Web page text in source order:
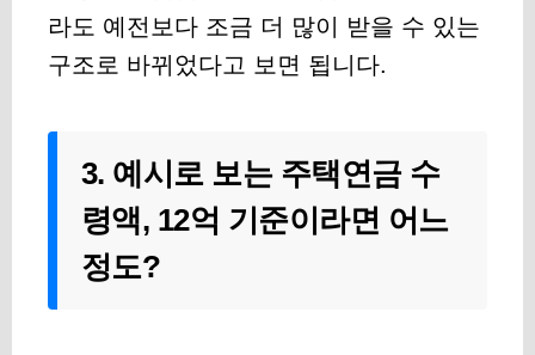
라도 예전보다 조금 더 많이 받을 수 있는
구조로 바뀌었다고 보면 됩니다.
3. 예시로 보는 주택연금 수
령액, 12억 기준이라면 어느
정도?